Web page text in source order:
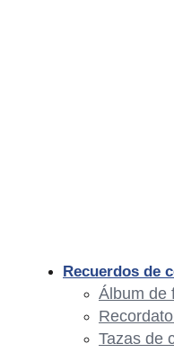
Recuerdos de
Álbum de
Tazas de